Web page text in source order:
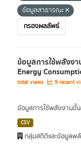
ข้อมูลสาธารณะ
กรองผลลัพธ์
ข้อมูลการใช้พลังง
Energy
total views
9 recent
ข้อมูลการใช้พลังงานขั้
CSV
กลุ่มสถิติและข้อมูลพ